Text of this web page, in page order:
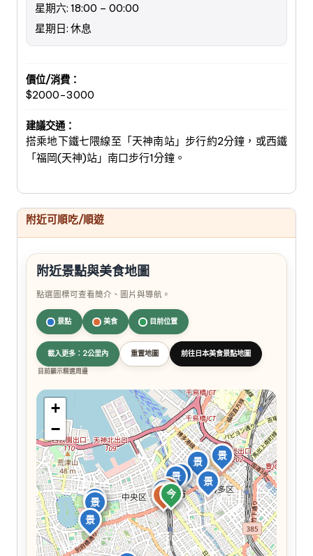
星期六: 18:00 – 00:00
星期日: 休息
價位/消費：
$2000-3000
建議交通：
搭乘地下鐵七隈線至「天神南站」步行約2分鐘，或西鐵
「福岡(天神)站」南口步行1分鐘。
附近可順吃/順遊
附近景點與美食地圖
點選圖標可查看簡介、圖片與導航。
景點 美食 目前位置
載入更多：2公里內 重置地圖 前往日本美食景點地圖
目前顯示精選周邊
今
景
景
景
景
景
景
景
景
景
食食
食
食
食
+
−